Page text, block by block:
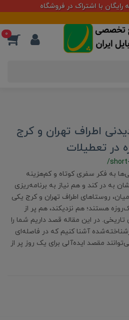
رایگان با اشتراک در فروشگاه
0
اطراف تهران و کرج
در تعطیلات
/
به فکر سفری کوتاه و کم‌هزینه
به در کند و هم نیاز به برنامه‌ریزی
روستاهای اطراف تهران و کرج یکی
هستند؛ هم نزدیکند، هم پر از
در این مقاله قصد داریم شما را
آشنا کنیم که در فاصله‌ای
مقصد ایده‌آلی برای یک روز پر از